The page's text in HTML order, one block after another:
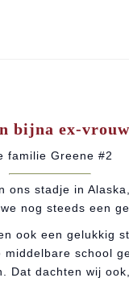
bijna ex-vrouw
familie Greene #2
ons stadje in
nog steeds een
ook een gelukkig
school
Dat dachten wij